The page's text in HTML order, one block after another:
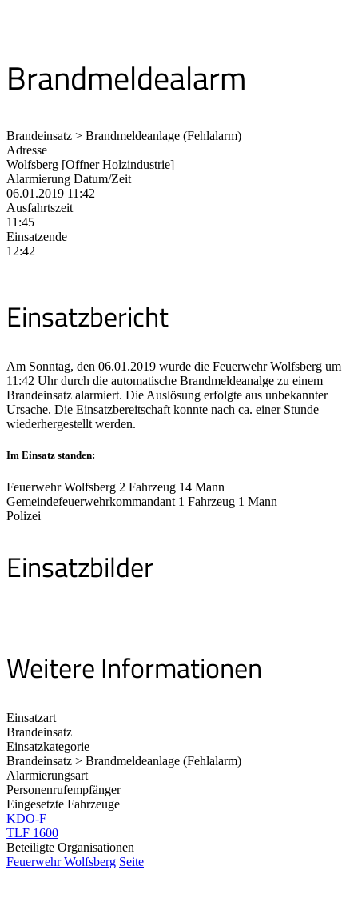
Brandmeldealarm
Brandeinsatz > Brandmeldeanlage (Fehlalarm)
Adresse
Wolfsberg [Offner Holzindustrie]
Alarmierung Datum/Zeit
06.01.2019 11:42
Ausfahrtszeit
11:45
Einsatzende
12:42
Einsatzbericht
Am Sonntag, den 06.01.2019 wurde die Feuerwehr Wolfsberg um
11:42 Uhr durch die automatische Brandmeldeanalge zu einem
Brandeinsatz alarmiert. Die Auslösung erfolgte aus unbekannter
Ursache. Die Einsatzbereitschaft konnte nach ca. einer Stunde
wiederhergestellt werden.
Im Einsatz standen:
Feuerwehr Wolfsberg 2 Fahrzeug 14 Mann
Gemeindefeuerwehrkommandant 1 Fahrzeug 1 Mann
Polizei
Einsatzbilder
Weitere Informationen
Einsatzart
Brandeinsatz
Einsatzkategorie
Brandeinsatz > Brandmeldeanlage (Fehlalarm)
Alarmierungsart
Personenrufempfänger
Eingesetzte Fahrzeuge
KDO-F
TLF 1600
Beteiligte Organisationen
Feuerwehr Wolfsberg Seite